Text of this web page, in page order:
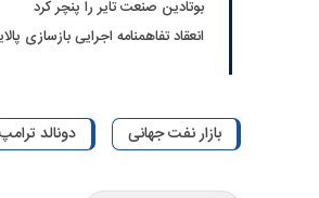
بوتادین صنعت تایر را پنچر کرد
انعقاد تفاهمنامه اجرایی بازسازی
بازار نفت جهانی دونالد ترامپ